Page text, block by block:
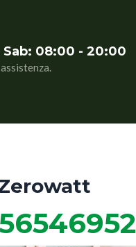
Sab: 08:00 - 20:00